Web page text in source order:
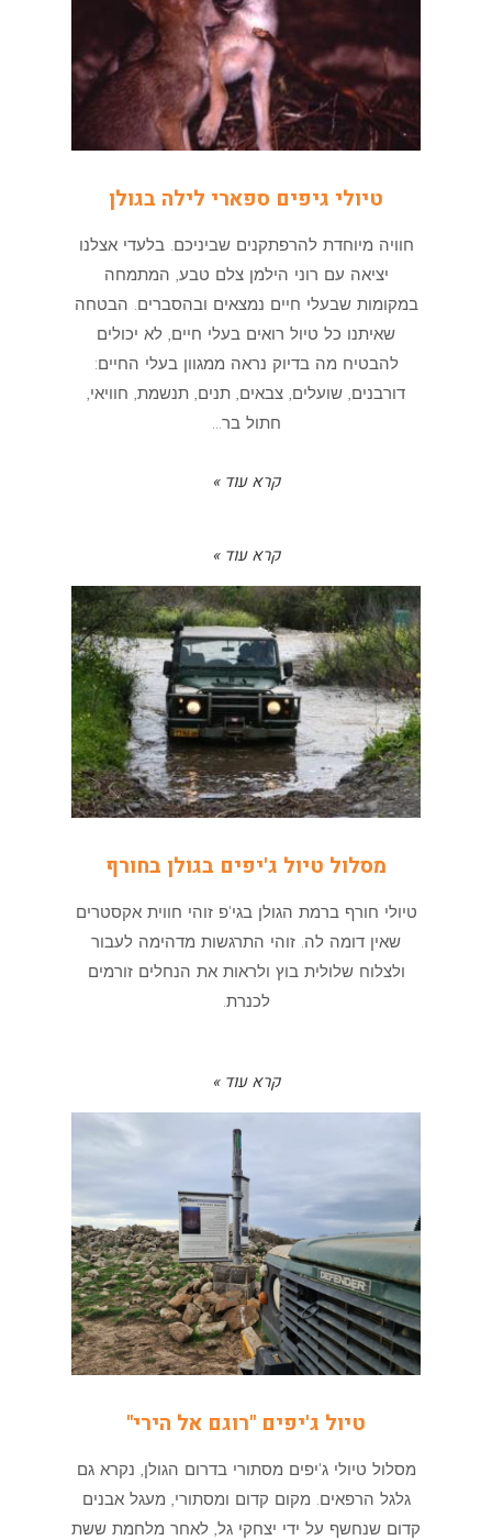
טיולי גיפים ספארי לילה בגולן
חוויה מיוחדת להרפתקנים שביניכם. בלעדי אצלנו
יציאה עם רוני הילמן צלם טבע, המתמחה
במקומות שבעלי חיים נמצאים ובהסברים. הבטחה
שאיתנו כל טיול רואים בעלי חיים, לא יכולים
להבטיח מה בדיוק נראה ממגוון בעלי החיים:
דורבנים, שועלים, צבאים, תנים, תנשמת, חוויאי,
חתול בר...
קרא עוד »
קרא עוד »
מסלול טיול ג'יפים בגולן בחורף
טיולי חורף ברמת הגולן בגי'פ זוהי חווית אקסטרים
שאין דומה לה. זוהי התרגשות מדהימה לעבור
ולצלוח שלולית בוץ ולראות את הנחלים זורמים
לכנרת.
קרא עוד »
טיול ג'יפים "רוגם אל הירי"
מסלול טיולי ג'יפים מסתורי בדרום הגולן, נקרא גם
גלגל הרפאים. מקום קדום ומסתורי, מעגל אבנים
קדום שנחשף על ידי יצחקי גל, לאחר מלחמת ששת